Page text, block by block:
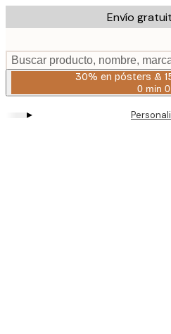
to
content.
Envío
Buscar producto, nombre,
30% en pósters &
0 min
▸